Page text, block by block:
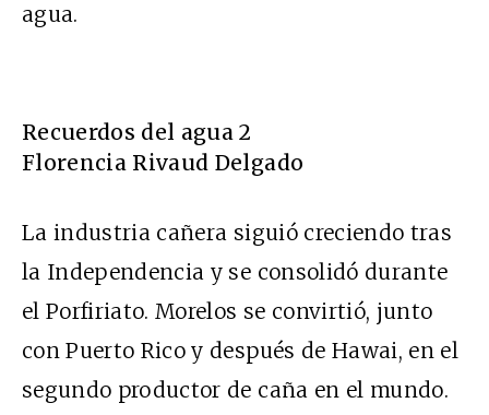
agua.
Recuerdos del agua 2
Florencia Rivaud Delgado
La industria cañera siguió creciendo tras
la Independencia y se consolidó durante
el Porfiriato. Morelos se convirtió, junto
con Puerto Rico y después de Hawai, en el
segundo productor de caña en el mundo.